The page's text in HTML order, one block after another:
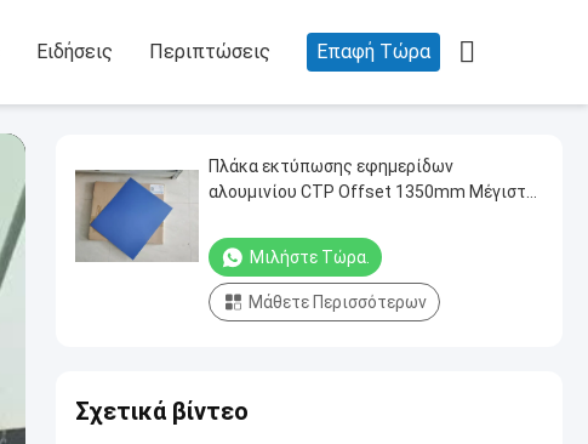
Ειδήσεις Περιπτώσεις Επαφή Τώρα 
Πλάκα εκτύπωσης εφημερίδων
αλουμινίου CTP Offset 1350mm Μέγιστο
Μιλήστε Τώρα.
Μάθετε Περισσότερων
Σχετικά βίντεο